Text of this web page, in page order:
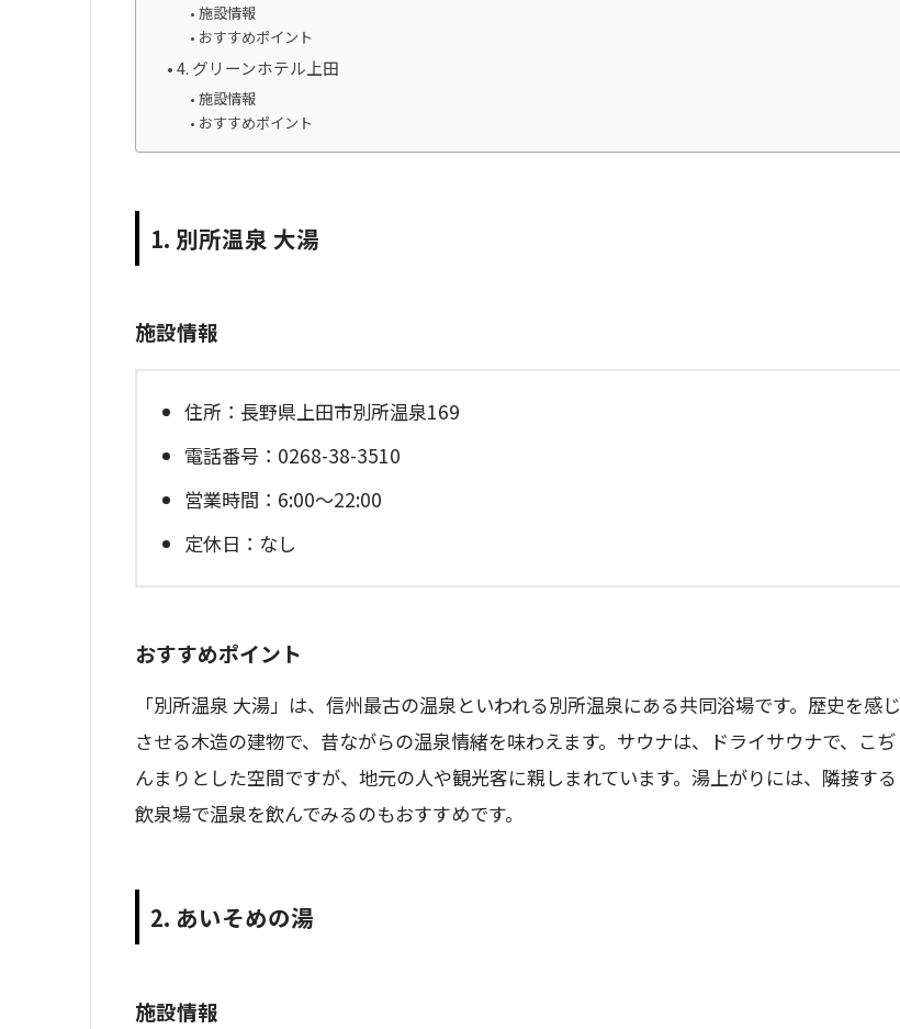
施設情報
おすすめポイント
4. グリーンホテル上田
施設情報
おすすめポイント
1. 別所温泉 大湯
施設情報
住所：長野県上田市別所温泉169
電話番号：0268-38-3510
営業時間：6:00～22:00
定休日：なし
おすすめポイント
「別所温泉 大湯」は、信州最古の温泉といわれる別所温泉にある共同浴場です。歴史を感じ
させる木造の建物で、昔ながらの温泉情緒を味わえます。サウナは、ドライサウナで、こぢ
んまりとした空間ですが、地元の人や観光客に親しまれています。湯上がりには、隣接する
飲泉場で温泉を飲んでみるのもおすすめです。
2. あいそめの湯
施設情報